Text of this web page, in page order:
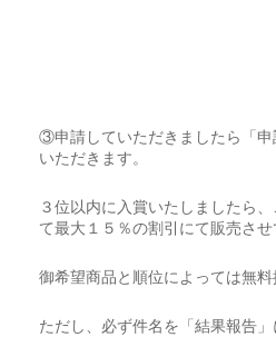
③申請していただきましたら「申
いただきます。
３位以内に入賞いたしましたら
て最大１５％の割引にて販売させ
御希望商品と順位によっては無
ただし、必ず件名を「結果報告